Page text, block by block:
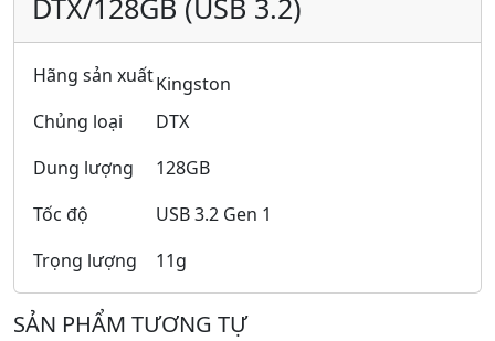
DTX/128GB (USB 3.2)
Hãng sản xuấtKingston
Chủng loại
DTX
Dung lượng
128GB
Tốc độ
USB 3.2 Gen 1
Trọng lượng
11g
SẢN PHẨM TƯƠNG TỰ